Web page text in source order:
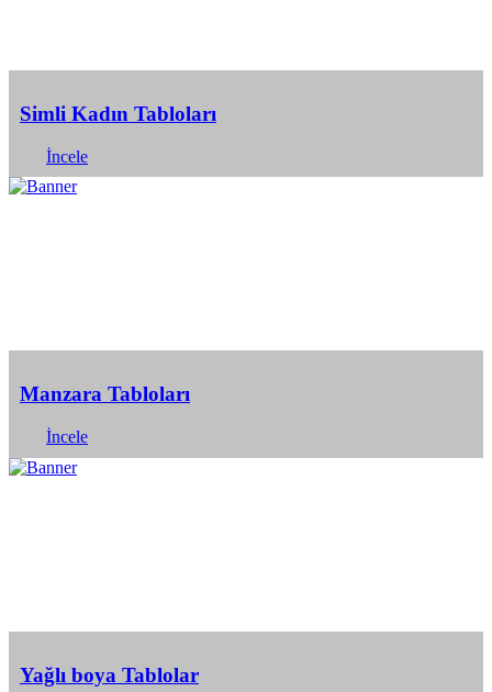
Simli Kadın Tabloları
İncele
Manzara Tabloları
İncele
Yağlı boya Tablolar